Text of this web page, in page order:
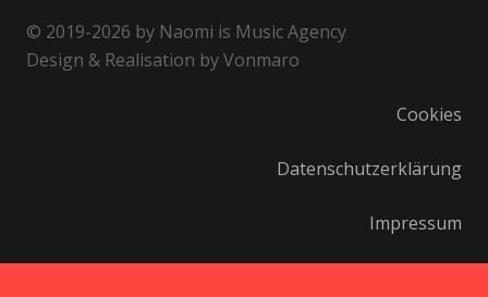
© 2019-2026 by Naomi is Music Agency
Design & Realisation by Vonmaro
Cookies
Datenschutzerklärung
Impressum